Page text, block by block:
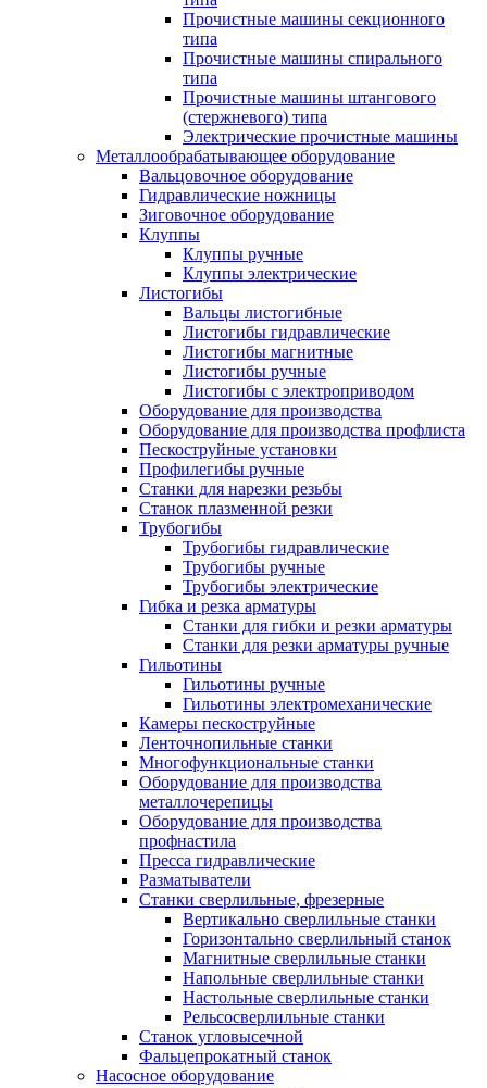
Прочистные машины секционного
типа
Прочистные машины спирального
типа
Прочистные машины штангового
(стержневого) типа
Электрические прочистные машины
Металлообрабатывающее оборудование
Вальцовочное оборудование
Гидравлические ножницы
Зиговочное оборудование
Клуппы
Клуппы ручные
Клуппы электрические
Листогибы
Вальцы листогибные
Листогибы гидравлические
Листогибы магнитные
Листогибы ручные
Листогибы с электроприводом
Оборудование для производства
Оборудование для производства профлиста
Пескоструйные установки
Профилегибы ручные
Станки для нарезки резьбы
Станок плазменной резки
Трубогибы
Трубогибы гидравлические
Трубогибы ручные
Трубогибы электрические
Гибка и резка арматуры
Станки для гибки и резки арматуры
Станки для резки арматуры ручные
Гильотины
Гильотины ручные
Гильотины электромеханические
Камеры пескоструйные
Ленточнопильные станки
Многофункциональные станки
Оборудование для производства
металлочерепицы
Оборудование для производства
профнастила
Пресса гидравлические
Разматыватели
Станки сверлильные, фрезерные
Вертикально сверлильные станки
Горизонтально сверлильный станок
Магнитные сверлильные станки
Напольные сверлильные станки
Настольные сверлильные станки
Рельсосверлильные станки
Станок угловысечной
Фальцепрокатный станок
Насосное оборудование